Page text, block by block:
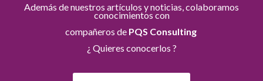
Además de nuestros artículos y noticias, colaboramos
conocimientos con
compañeros de PQS Consulting
¿ Quieres conocerlos ?